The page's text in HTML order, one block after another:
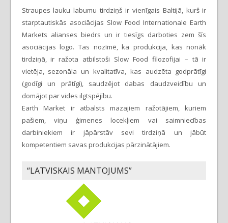
Straupes lauku labumu tirdziņš ir vienīgais Baltijā, kurš ir
starptautiskās asociācijas Slow Food Internationale Earth
Markets alianses biedrs un ir tiesīgs darboties zem šīs
asociācijas logo. Tas nozīmē, ka produkcija, kas nonāk
tirdziņā, ir ražota atbilstoši Slow Food filozofijai – tā ir
vietēja, sezonāla un kvalitatīva, kas audzēta godprātīgi
(godīgi un prātīgi), saudzējot dabas daudzveidību un
domājot par vides ilgtspējību.
Earth Market ir atbalsts mazajiem ražotājiem, kuriem
pašiem, viņu ģimenes locekļiem vai saimniecības
darbiniekiem ir jāpārstāv sevi tirdziņā un jābūt
kompetentiem savas produkcijas pārzinātājiem.
“LATVISKAIS MANTOJUMS”